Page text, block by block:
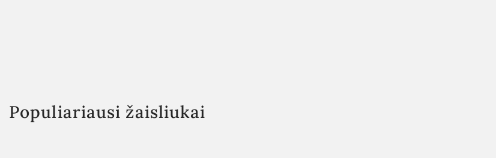
Populiariausi žaisliukai